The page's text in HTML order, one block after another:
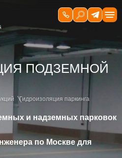
ПОДЗЕМНОЙ
Гидроизоляция паркинга
и надземных парковок
по Москве для